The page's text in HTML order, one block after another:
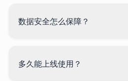
数据安全怎么保障？
多久能上线使用？